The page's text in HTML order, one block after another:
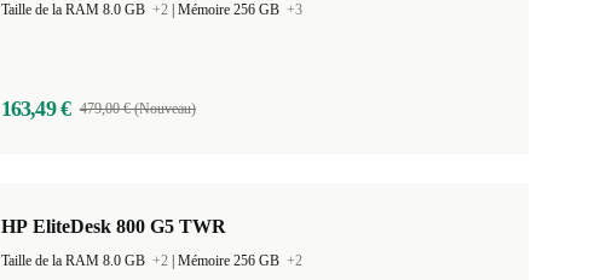
Taille de la RAM 8.0 GB +2 Mémoire 256 GB +3
163,49 € 479,00 € (Nouveau)
HP EliteDesk 800 G5 TWR
Taille de la RAM 8.0 GB +2 Mémoire 256 GB +2